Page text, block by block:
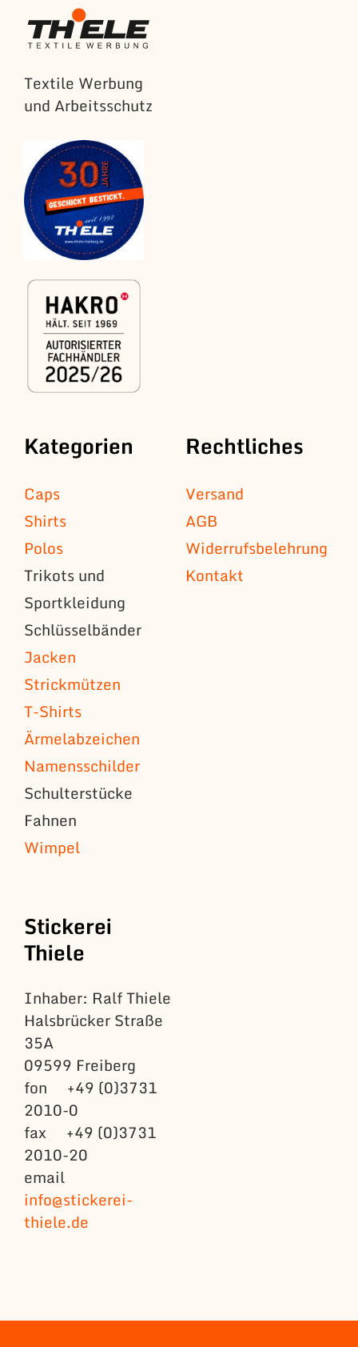
Textile Werbung
und Arbeitsschutz
Kategorien
Caps
Shirts
Polos
Trikots und
Sportkleidung
Schlüsselbänder
Jacken
Strickmützen
T-Shirts
Ärmelabzeichen
Namensschilder
Schulterstücke
Fahnen
Wimpel
Rechtliches
Versand
AGB
Widerrufsbelehrung
Kontakt
Stickerei
Thiele
Inhaber: Ralf Thiele
Halsbrücker Straße
35A
09599 Freiberg
fon +49 (0)3731
2010-0
fax +49 (0)3731
2010-20
email
info@stickerei-
thiele.de